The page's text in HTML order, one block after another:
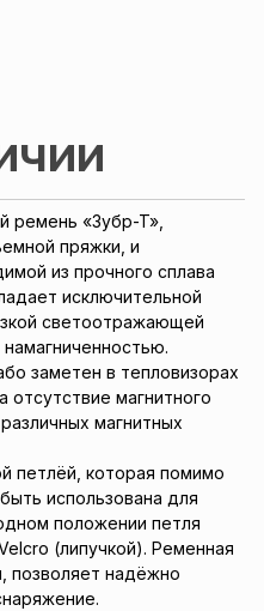
ремень «Зубр-Т»,
пряжки, и
из прочного сплава
исключительной
светоотражающей
заметен в тепловизорах
отсутствие магнитного
магнитных
петлёй, которая помимо
использована для
положении петля
(липучкой). Ременная
позволяет надёжно